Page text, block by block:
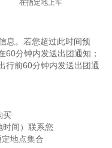
在指定地上车
息。若您超过此时间预
分钟内发送出团通知；
行前60分钟内发送出团通
买
间）联系您
地点集合